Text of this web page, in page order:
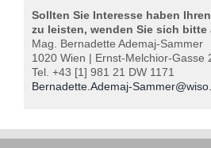
Sollten Sie Interesse haben
zu leisten, wenden Sie sich bitte
Mag. Bernadette Ademaj-Sammer
1020 Wien | Ernst-Melchior-Gasse
Tel. +43 [1] 981 21 DW 1171
Bernadette.Ademaj-